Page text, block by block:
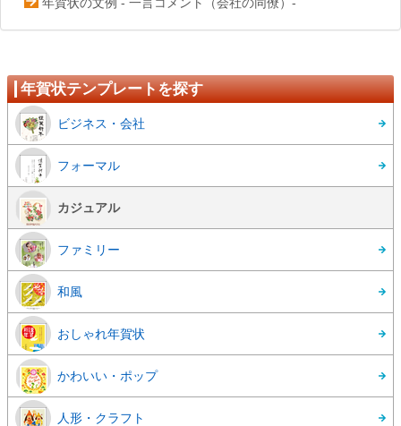
年賀状の文例 - 一言コメント（会社の同僚）-
年賀状テンプレートを探す
ビジネス・会社
フォーマル
カジュアル
ファミリー
和風
おしゃれ年賀状
かわいい・ポップ
人形・クラフト